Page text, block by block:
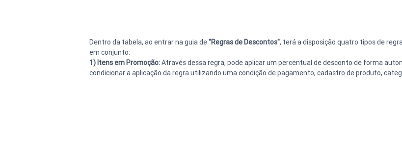
Dentro da tabela, ao entrar na guia de "Regras de Descontos", terá a disposição quatro tipos de
em conjunto:
1) Itens em Promoção: Através dessa regra, pode aplicar um percentual de desconto de forma
condicionar a aplicação da regra utilizando uma condição de pagamento, cadastro de produto,